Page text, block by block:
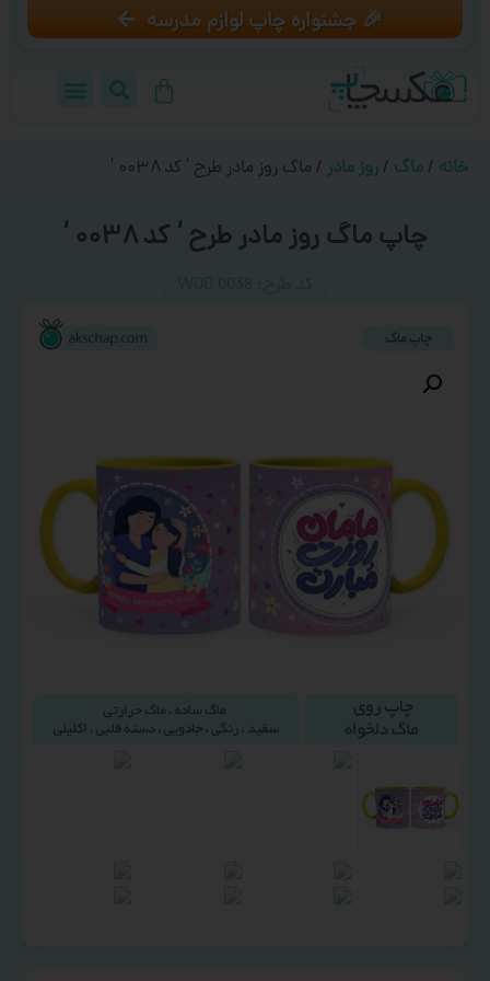
🎉 جشنواره چاپ لوازم مدرسه
خانه / ماگ / روز مادر / ماگ روز مادر طرح ‘ کد ۰۰۳۸ ‘
چاپ ماگ روز مادر طرح ‘ کد ۰۰۳۸ ‘